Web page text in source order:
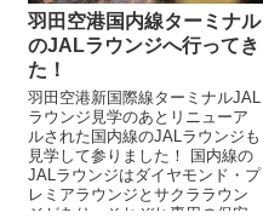
羽田空港国内線ターミナル
のJALラウンジへ行ってき
た！
羽田空港新国際線ターミナルJAL
ラウンジ見学のあとリニューア
ルされた国内線のJALラウンジも
見学して参りました！ 国内線の
JALラウンジはダイヤモンド・プ
レミアラウンジとサクララウン
ジがあり、それぞれ専用の保安